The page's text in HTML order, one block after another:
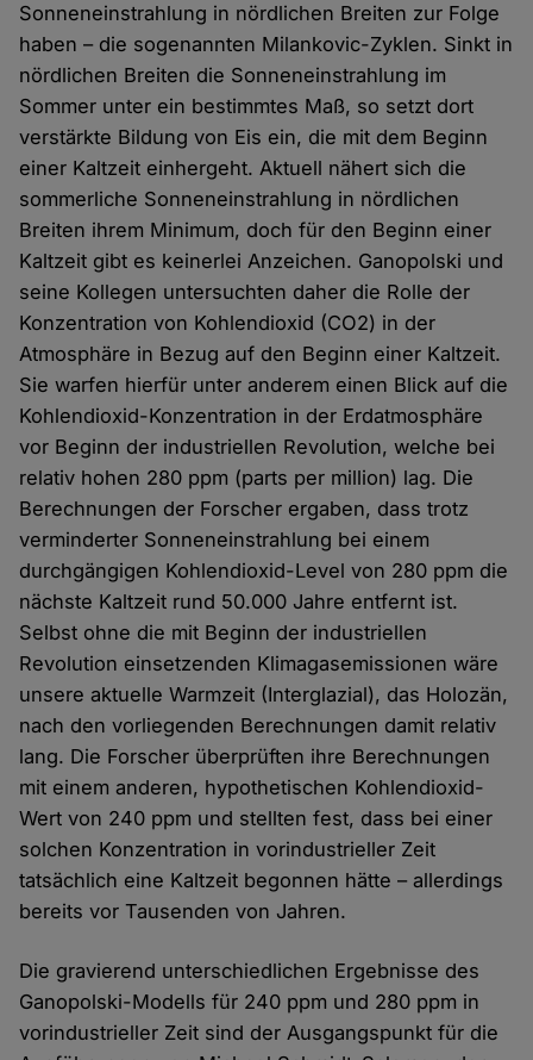
Sonneneinstrahlung in nördlichen Breiten zur Folge
haben – die sogenannten Milankovic-Zyklen. Sinkt in
nördlichen Breiten die Sonneneinstrahlung im
Sommer unter ein bestimmtes Maß, so setzt dort
verstärkte Bildung von Eis ein, die mit dem Beginn
einer Kaltzeit einhergeht. Aktuell nähert sich die
sommerliche Sonneneinstrahlung in nördlichen
Breiten ihrem Minimum, doch für den Beginn einer
Kaltzeit gibt es keinerlei Anzeichen. Ganopolski und
seine Kollegen untersuchten daher die Rolle der
Konzentration von Kohlendioxid (CO2) in der
Atmosphäre in Bezug auf den Beginn einer Kaltzeit.
Sie warfen hierfür unter anderem einen Blick auf die
Kohlendioxid-Konzentration in der Erdatmosphäre
vor Beginn der industriellen Revolution, welche bei
relativ hohen 280 ppm (parts per million) lag. Die
Berechnungen der Forscher ergaben, dass trotz
verminderter Sonneneinstrahlung bei einem
durchgängigen Kohlendioxid-Level von 280 ppm die
nächste Kaltzeit rund 50.000 Jahre entfernt ist.
Selbst ohne die mit Beginn der industriellen
Revolution einsetzenden Klimagasemissionen wäre
unsere aktuelle Warmzeit (Interglazial), das Holozän,
nach den vorliegenden Berechnungen damit relativ
lang. Die Forscher überprüften ihre Berechnungen
mit einem anderen, hypothetischen Kohlendioxid-
Wert von 240 ppm und stellten fest, dass bei einer
solchen Konzentration in vorindustrieller Zeit
tatsächlich eine Kaltzeit begonnen hätte – allerdings
bereits vor Tausenden von Jahren.
Die gravierend unterschiedlichen Ergebnisse des
Ganopolski-Modells für 240 ppm und 280 ppm in
vorindustrieller Zeit sind der Ausgangspunkt für die